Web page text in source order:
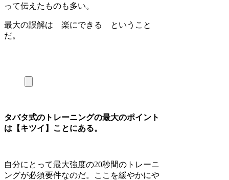
って伝えたものも多い。
最大の誤解は 楽にできる ということ
だ。
タバタ式のトレーニングの最大のポイント
は【キツイ】ことにある。
自分にとって最大強度の20秒間のトレーニ
ングが必須要件なのだ。ここを緩やかにや